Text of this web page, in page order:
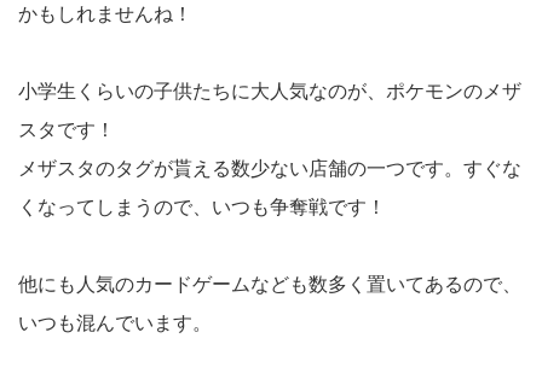
かもしれませんね！
小学生くらいの子供たちに大人気なのが、ポケモンのメザ
スタです！
メザスタのタグが貰える数少ない店舗の一つです。すぐな
くなってしまうので、いつも争奪戦です！
他にも人気のカードゲームなども数多く置いてあるので、
いつも混んでいます。